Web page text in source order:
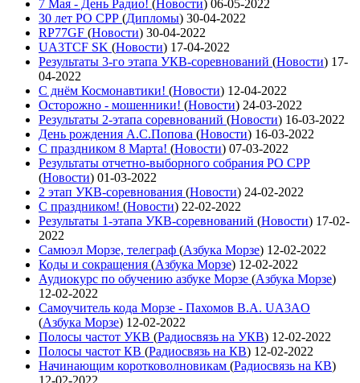
7 Мая - День Радио! (Новости) 06-05-2022
30 лет РО СРР (Дипломы) 30-04-2022
RP77GF (Новости) 30-04-2022
UA3TCF SK (Новости) 17-04-2022
Результаты 3-го этапа УКВ-соревнований (Новости) 17-
04-2022
С днём Космонавтики! (Новости) 12-04-2022
Осторожно - мошенники! (Новости) 24-03-2022
Результаты 2-этапа соревнований (Новости) 16-03-2022
День рождения А.С.Попова (Новости) 16-03-2022
С праздником 8 Марта! (Новости) 07-03-2022
Результаты отчетно-выборного собрания РО СРР
(Новости) 01-03-2022
2 этап УКВ-соревнования (Новости) 24-02-2022
С праздником! (Новости) 22-02-2022
Результаты 1-этапа УКВ-соревнований (Новости) 17-02-
2022
Самюэл Морзе, телеграф (Азбука Морзе) 12-02-2022
Коды и сокращения (Азбука Морзе) 12-02-2022
Аудиокурс по обучению азбуке Морзе (Азбука Морзе)
12-02-2022
Самоучитель кода Морзе - Пахомов В.А. UA3AO
(Азбука Морзе) 12-02-2022
Полосы частот УКВ (Радиосвязь на УКВ) 12-02-2022
Полосы частот КВ (Радиосвязь на КВ) 12-02-2022
Начинающим коротковолновикам (Радиосвязь на КВ)
12-02-2022